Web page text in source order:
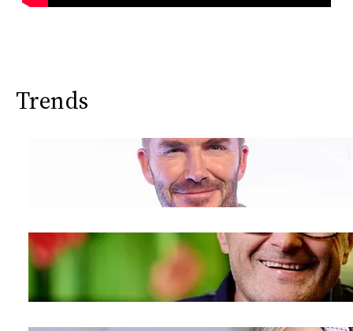
Trends